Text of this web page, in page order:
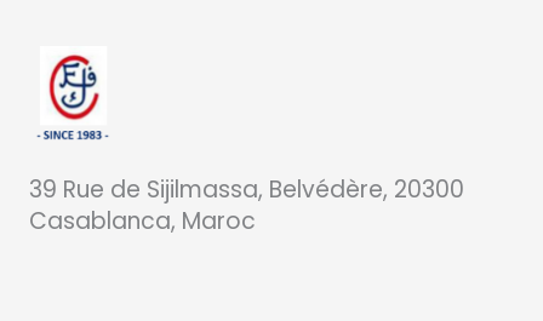
39 Rue de Sijilmassa, Belvédère, 20300
Casablanca, Maroc